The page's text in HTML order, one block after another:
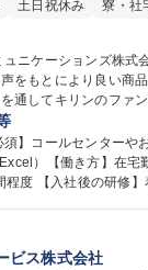
土日祝休み 寮・社
ョンズ株式会社 求人名 中野本社
とにより良い商品づくり
通してキリンのファ
品づくりに活かして
へのご
ています。お客様か
ともにグループ内活
後 募集職種 中野本社【お客様
とにより良い商品づく
】コールセンターや
）【働き方】在宅
は電話対応
当社について】キリ
出会いを大切にし、
ビス株式会社